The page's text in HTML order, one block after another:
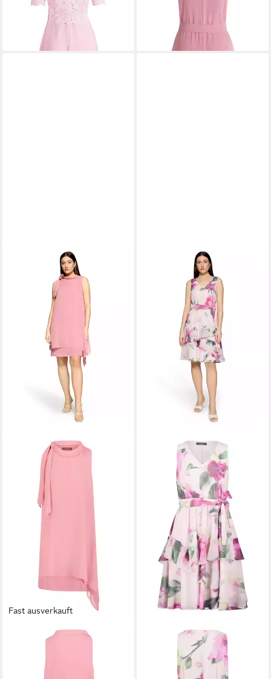
Fast ausverkauft
VERA MONT
Cocktailkleid
179,99 €
VERA MONT
Cocktailkleid
Damen mit Volant
179,99 €
UVP199,99 €